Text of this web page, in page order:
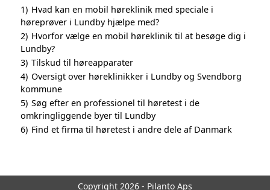
1) Hvad kan en mobil høreklinik med speciale i
høreprøver i Lundby hjælpe med?
2) Hvorfor vælge en mobil høreklinik til at besøge dig i
Lundby?
3) Tilskud til høreapparater
4) Oversigt over høreklinikker i Lundby og Svendborg
kommune
5) Søg efter en professionel til høretest i de
omkringliggende byer til Lundby
6) Find et firma til høretest i andre dele af Danmark
Copyright 2026 - Pilanto Aps